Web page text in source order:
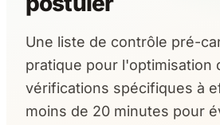
Une liste de contrôle pré-
pratique pour l'optimisation
vérifications spécifiques à
moins de 20 minutes pour